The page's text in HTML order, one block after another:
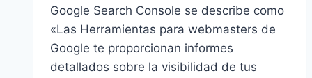
Google Search Console se describe como
«Las Herramientas para webmasters de
Google te proporcionan informes
detallados sobre la visibilidad de tus